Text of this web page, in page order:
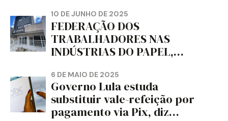
MUNDO, DIZ FITCH
10 DE JUNHO DE 2025
FEDERAÇÃO DOS
TRABALHADORES NAS
INDÚSTRIAS DO PAPEL,
CORTIÇA E ARTEFATOS DE
PAPEL DO ESTADO DO
PARANÁ – FETRAPEL-PR
6 DE MAIO DE 2025
Governo Lula estuda
substituir vale-refeição por
pagamento via Pix, diz